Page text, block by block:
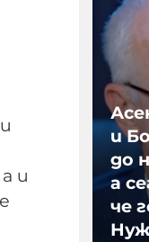
и
и
до
а
че